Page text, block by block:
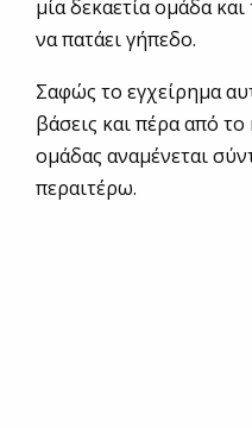
μία δεκαετία ομάδα
να πατάει γήπεδο.
Σαφώς το εγχείρημα
βάσεις και πέρα από
ομάδας αναμένεται
περαιτέρω.